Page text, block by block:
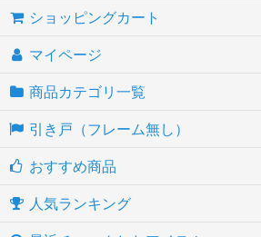
ショッピングカート
マイページ
商品カテゴリ一覧
引き戸（フレーム無し）
おすすめ商品
人気ランキング